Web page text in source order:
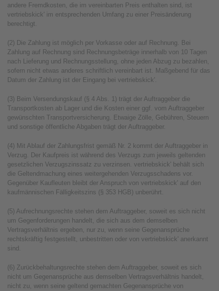
andere Fremdkosten, die im vereinbarten Preis enthalten sind, ist
vertriebskick' im entsprechenden Umfang zu einer Preisänderung
berechtigt.
(2) Die Zahlung ist möglich per Vorkasse oder auf Rechnung. Bei
Zahlung auf Rechnung sind Rechnungsbeträge innerhalb von 10 Tagen
nach Lieferung und Rechnungsstellung, ohne jeden Abzug zu bezahlen,
sofern nicht etwas anderes schriftlich vereinbart ist. Maßgebend für das
Datum der Zahlung ist der Eingang bei vertriebskick'.
(3) Beim Versendungskauf (§ 4 Abs. 1) trägt der Auftraggeber die
Transportkosten ab Lager und die Kosten einer ggf. vom Auftraggeber
gewünschten Transportversicherung. Etwaige Zölle, Gebühren, Steuern
und sonstige öffentliche Abgaben trägt der Auftraggeber.
(4) Mit Ablauf der Zahlungsfrist gemäß Nr. 2 kommt der Auftraggeber in
Verzug. Der Kaufpreis ist während des Verzugs zum jeweils geltenden
gesetzlichen Verzugszinssatz zu verzinsen. vertriebskick' behält sich
die Geltendmachung eines weitergehenden Verzugsschadens vor.
Gegenüber Kaufleuten bleibt der Anspruch von vertriebskick' auf den
kaufmännischen Fälligkeitszins (§ 353 HGB) unberührt.
(5) Aufrechnungsrechte stehen dem Auftraggeber, soweit es sich nicht
um Gegenforderungen handelt, die sich aus dem demselben
Vertragsverhältnis ergeben, nur zu, wenn seine Gegenansprüche
rechtskräftig festgestellt, unbestritten oder von vertriebskick' anerkannt
sind.
(6) Zurückbehaltungsrechte stehen dem Auftraggeber, soweit es sich
nicht um Gegenansprüche aus demselben Vertragsverhältnis handelt,
nicht zu, wenn seine geltend gemachten Gegenansprüche von